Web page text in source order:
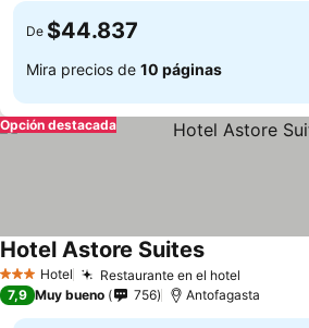
De $44.837
Mira precios de 10 páginas
Opción destacada
3 Estrellas
Hotel Restaurante en el hotel
Hotel Astore SuitesVer precios
7,9 Muy bueno 756 Antofagasta